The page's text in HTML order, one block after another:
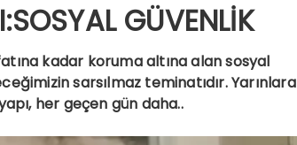
GÜVENLİK
kadar koruma altına alan sosyal
sarsılmaz teminatıdır. Yarınlara
her geçen gün daha..